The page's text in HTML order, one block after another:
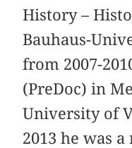
History –
Bauhaus-
from 2007-
(PreDoc) in
University of
2013 he was